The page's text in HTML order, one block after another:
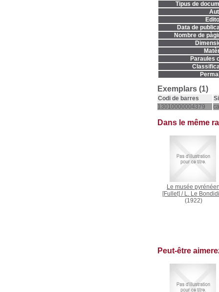
Tipus de
Data de
Nombre de
Paraules
Exemplars (1)
Codi de barres
13010000004379
Dans le même
Le musée
[Fullet] / L. Le
(1922)
Peut-être